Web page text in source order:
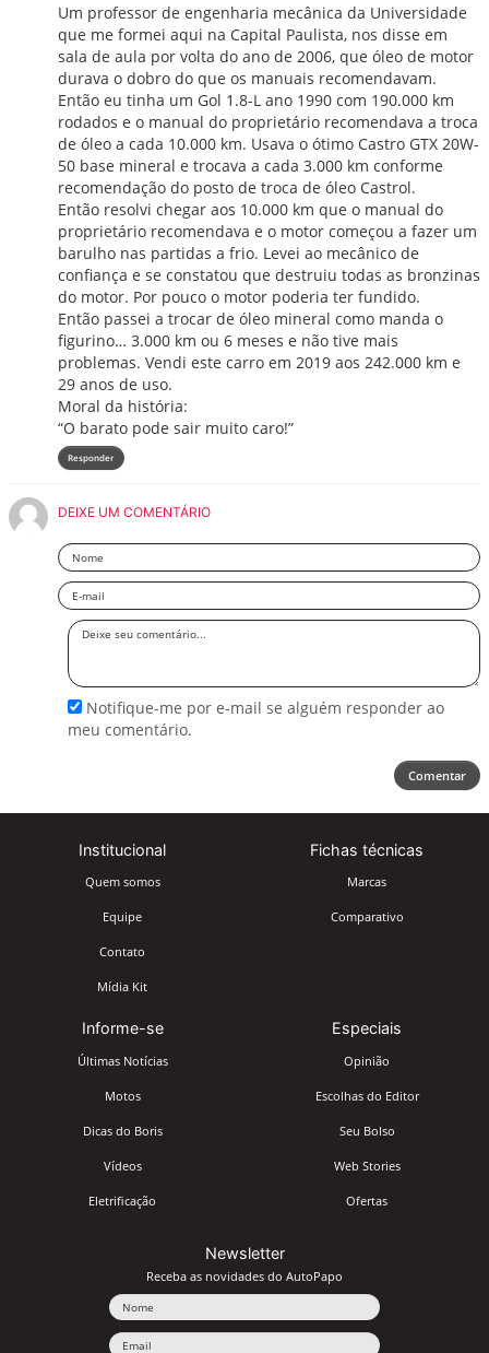
Um professor de engenharia mecânica da Universidade
que me formei aqui na Capital Paulista, nos disse em
sala de aula por volta do ano de 2006, que óleo de motor
durava o dobro do que os manuais recomendavam.
Então eu tinha um Gol 1.8-L ano 1990 com 190.000 km
rodados e o manual do proprietário recomendava a troca
de óleo a cada 10.000 km. Usava o ótimo Castro GTX 20W-
50 base mineral e trocava a cada 3.000 km conforme
recomendação do posto de troca de óleo Castrol.
Então resolvi chegar aos 10.000 km que o manual do
proprietário recomendava e o motor começou a fazer um
barulho nas partidas a frio. Levei ao mecânico de
confiança e se constatou que destruiu todas as bronzinas
do motor. Por pouco o motor poderia ter fundido.
Então passei a trocar de óleo mineral como manda o
figurino… 3.000 km ou 6 meses e não tive mais
problemas. Vendi este carro em 2019 aos 242.000 km e
29 anos de uso.
Moral da história:
“O barato pode sair muito caro!”
Responder
DEIXE UM COMENTÁRIO
Nome
Email
Deixe
Notifique-me por e-mail se alguém responder ao
meu comentário.
Comentar
Institucional
Quem somos
Equipe
Contato
Mídia Kit
Fichas técnicas
Marcas
Comparativo
Informe-se
Últimas Notícias
Motos
Dicas do Boris
Vídeos
Eletrificação
Especiais
Opinião
Escolhas do Editor
Seu Bolso
Web Stories
Ofertas
Newsletter
Receba as novidades do AutoPapo